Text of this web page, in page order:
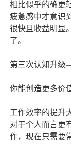
相比似乎的确更
疲惫感中才意识
很快且收益明显
了。
第三次认知升
你能创造更多价
工作效率的提升
对于个人而言更
作，现在只需要